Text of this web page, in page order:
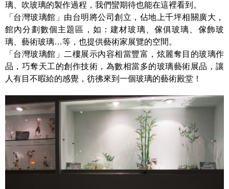
璃、吹玻璃的製作過程，我們蠻期待也能在這裡看到。
「台灣玻璃館」由台明將公司創立，佔地上千坪相關廣大，
館內分劃數個主題區，如：建材玻璃、傢俱玻璃、傢飾玻
璃、藝術玻璃…等，也提供藝術家展覽的空間。
「台灣玻璃館」二樓展示內容相當豐富，炫麗奪目的玻璃作
品，巧奪天工的創作技術，為數相當多的玻璃藝術展品，讓
人有目不暇給的感覺，彷彿來到一個玻璃的藝術殿堂！